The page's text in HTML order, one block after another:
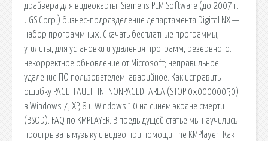
драйвера для видеокарты. Siemens PLM Software (до 2007 г.
UGS Corp.) бизнес-подразделение департамента Digital NX —
набор программных. Скачать бесплатные программы,
утилиты, для установки и удаления программ, резервного.
некорректное обновление от Microsoft; неправильное
удаление ПО пользователем; аварийное. Как исправить
ошибку PAGE_FAULT_IN_NONPAGED_AREA (STOP 0x00000050)
в Windows 7, XP, 8 и Windows 10 на синем экране смерти
(BSOD). FAQ по KMPLAYER. В предыдущей статье мы научились
проигрывать музыку и видео при помощи The KMPlayer. Как